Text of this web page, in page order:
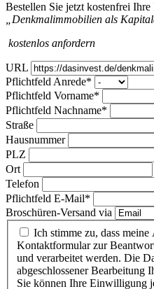
Bestellen Sie jetzt kostenfrei
„Denkmalimmobilien als
kostenlos anfordern
URL
Pflichtfeld Anrede*
Pflichtfeld Vorname*
Pflichtfeld Nachname*
Straße
Hausnummer
PLZ
Ort
Telefon
Pflichtfeld E-Mail*
Broschüren-Versand via
Ich stimme zu, dass meine
Kontaktformular zur
und verarbeitet werden. Die
abgeschlossener Bearbeitung
Sie können Ihre Einwilligung